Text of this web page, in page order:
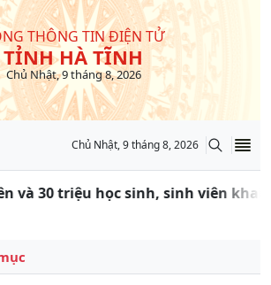
THÔNG TIN ĐIỆN TỬ
TỈNH HÀ TĨNH
Chủ Nhật, 9 tháng 8, 2026
Chủ Nhật, 9 tháng 8, 2026
và 30 triệu học sinh, sinh viên khai